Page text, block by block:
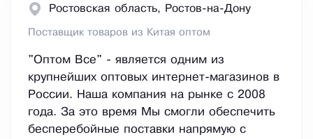
Ростовская область, Ростов-на-Дону
Поставщик товаров из Китая оптом
"Оптом Все" - является одним из
крупнейших оптовых интернет-магазинов в
России. Наша компания на рынке с 2008
года. За это время Мы смогли обеспечить
бесперебойные поставки напрямую с